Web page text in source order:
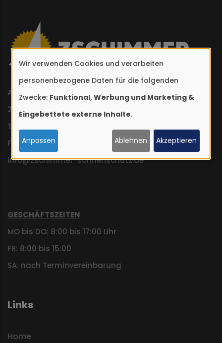
Archenholzstraße 78
22117 Hamburg
TEL +49 (0)40 / 653 05 85
FAX +49 (0)40 / 653 90 869
info@zschimmer-sonnenschutz.de
GESCHÄFTSZEITEN
MO bis DO: 8:00 bis 17:00 Uhr
FR: 8:00 bis 15:00
SA: nach Terminvereinbarung
Links
Home
Verwendung
von
personenbezogenen
Daten
und
Cookies
Wir verwenden Cookies und verarbeiten
personenbezogene Daten für die folgenden
Zwecke: Funktional, Werbung und Marketing &
Eingebettete externe Inhalte.
Anpassen Ablehnen Akzeptieren